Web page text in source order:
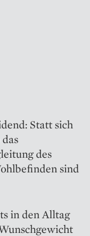
Statt sich
des
sind
in den Alltag